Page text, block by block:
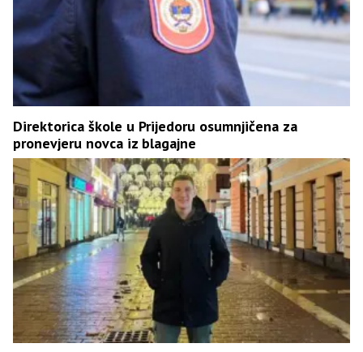
Direktorica škole u Prijedoru osumnjičena za
pronevjeru novca iz blagajne